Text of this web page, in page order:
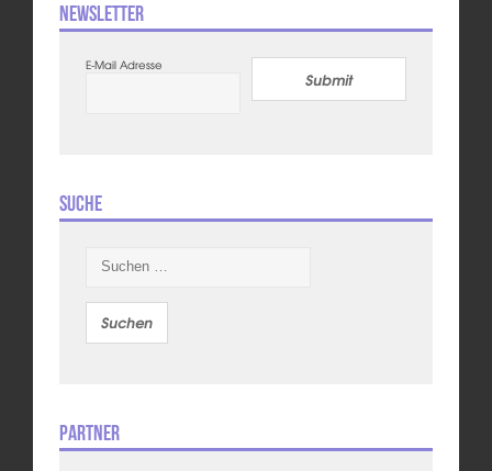
Newsletter
E-Mail Adresse
Submit
Suche
nach:
Partner